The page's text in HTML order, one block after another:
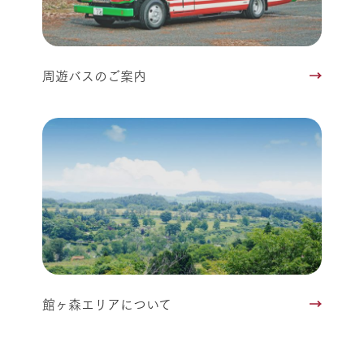
周遊バスのご案内
館ヶ森エリアについて